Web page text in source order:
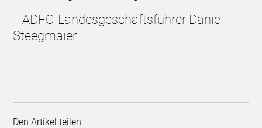
ADFC-Landesgeschäftsführer Daniel
Steegmaier
Den Artikel teilen